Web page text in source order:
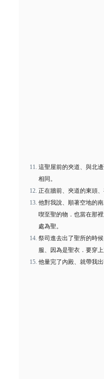
這聖屋前的夾道、與北
相同。
正在牆前、夾道的東頭
他對我說、順著空地的
喫至聖的物．也當在那
處為聖。
祭司進去出了聖所的時
服、因為是聖衣．要穿
他量完了內殿、就帶我